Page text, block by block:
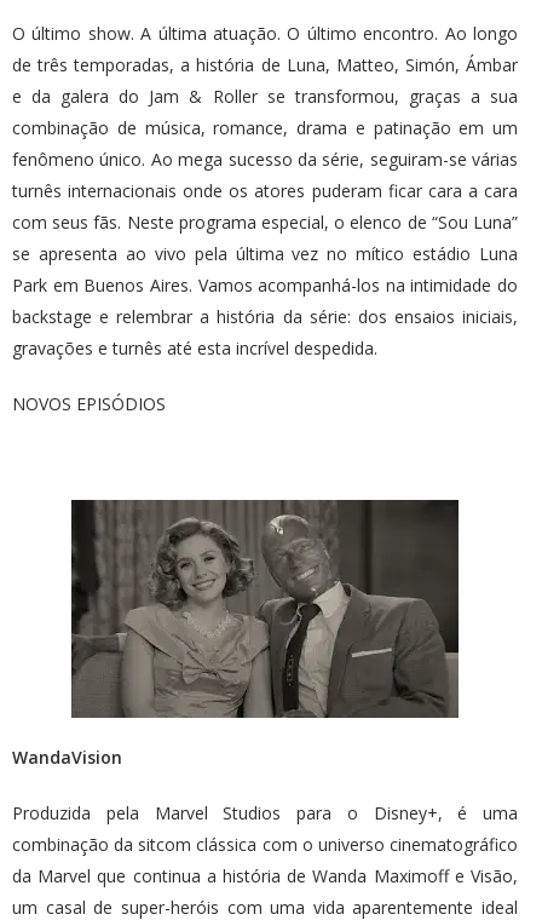
O último show. A última atuação. O último encontro. Ao longo
de três temporadas, a história de Luna, Matteo, Simón, Ámbar
e da galera do Jam & Roller se transformou, graças a sua
combinação de música, romance, drama e patinação em um
fenômeno único. Ao mega sucesso da série, seguiram-se várias
turnês internacionais onde os atores puderam ficar cara a cara
com seus fãs. Neste programa especial, o elenco de “Sou Luna”
se apresenta ao vivo pela última vez no mítico estádio Luna
Park em Buenos Aires. Vamos acompanhá-los na intimidade do
backstage e relembrar a história da série: dos ensaios iniciais,
gravações e turnês até esta incrível despedida.
NOVOS EPISÓDIOS
WandaVision
Produzida pela Marvel Studios para o Disney+, é uma
combinação da sitcom clássica com o universo cinematográfico
da Marvel que continua a história de Wanda Maximoff e Visão,
um casal de super-heróis com uma vida aparentemente ideal